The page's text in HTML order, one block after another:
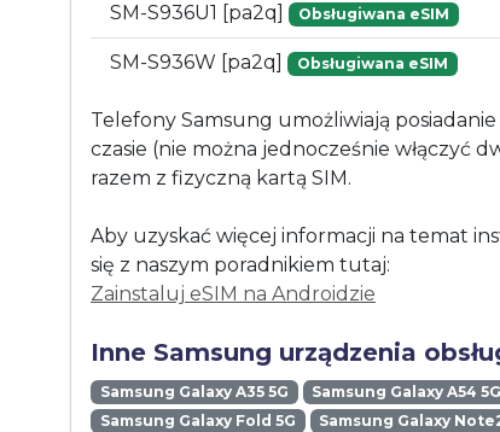
SM-S936U1 [pa2q] Obsługiwana eSIM
SM-S936W [pa2q] Obsługiwana eSIM
Telefony Samsung umożliwiają
czasie (nie można jednocześnie włączyć
razem z fizyczną kartą SIM.
Aby uzyskać więcej informacji na temat
się z naszym poradnikiem tutaj:
Zainstaluj eSIM na Androidzie
Inne Samsung urządzenia
Samsung Galaxy A35 5G Samsung Galaxy A54 5G
Samsung Galaxy Fold 5G
Samsung Galaxy